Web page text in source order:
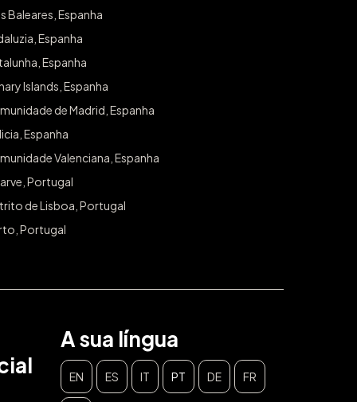
Baleares, Espanha
Espanha
Espanha
Islands, Espanha
de Madrid, Espanha
Espanha
Valenciana, Espanha
Portugal
de Lisboa, Portugal
Portugal
A sua língua
EN ES IT PT DE FR